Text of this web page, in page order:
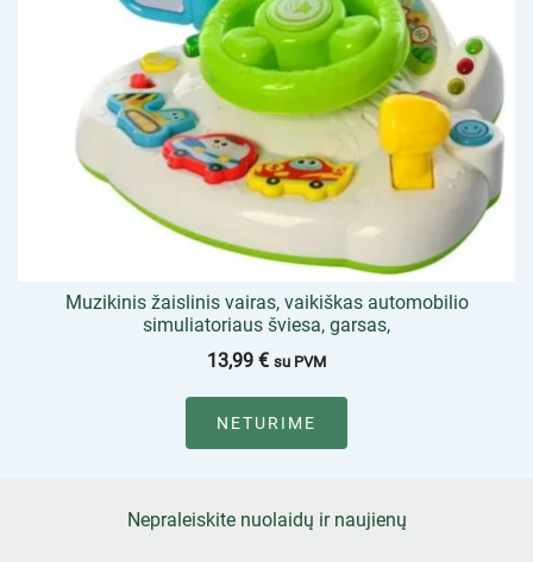
Muzikinis žaislinis vairas, vaikiškas automobilio
simuliatoriaus šviesa, garsas,
13,99 € su PVM
NETURIME
Nepraleiskite nuolaidų ir naujienų